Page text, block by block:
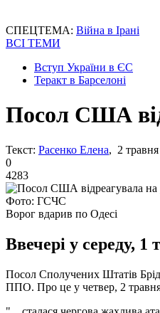
СПЕЦТЕМА: Війна в Ірані
ВСІ ТЕМИ
Вступ України в ЄС
Теракт в Барселоні
Посол США
Текст: Расенко Елена, 2
0
4283
Фото: ГСЧС
Ворог вдарив по Одесі
Ввечері у середу, 1
Посол Сполучених Штатів
ППО. Про це у четвер, 2